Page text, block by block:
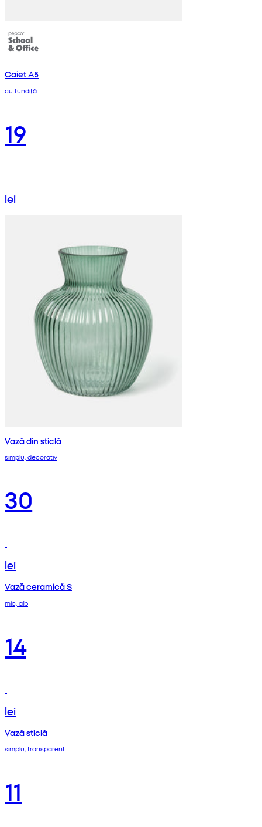
Caiet A5
cu fundiță
19
lei
Vază din sticlă
simplu, decorativ
30
lei
Vază ceramică S
mic, alb
14
lei
Vază sticlă
simplu, transparent
11